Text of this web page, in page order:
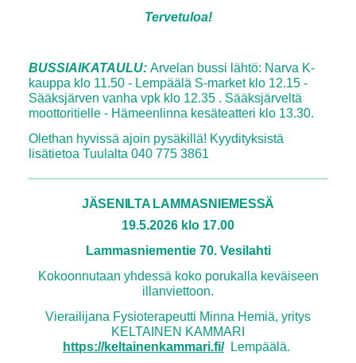
Tervetuloa!
BUSSIAIKATAULU: Arvelan bussi lähtö: Narva K-
kauppa klo 11.50 - Lempäälä S-market klo 12.15 -
Sääksjärven vanha vpk klo 12.35 . Sääksjärveltä
moottoritielle - Hämeenlinna kesäteatteri klo 13.30.
Olethan hyvissä ajoin pysäkillä! Kyydityksistä
lisätietoa Tuulalta 040 775 3861
JÄSENILTA LAMMASNIEMESSÄ
19.5.2026 klo 17.00
Lammasniementie 70. Vesilahti
Kokoonnutaan yhdessä koko porukalla keväiseen
illanviettoon.
Vierailijana Fysioterapeutti Minna Hemiä, yritys
KELTAINEN KAMMARI
https://keltainenkammari.fi/ Lempäälä.